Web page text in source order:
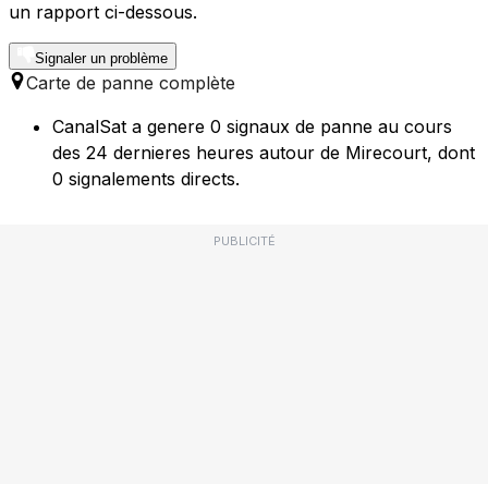
un rapport ci-dessous.
Signaler un problème
Carte de panne complète
CanalSat a genere 0 signaux de panne au cours
des 24 dernieres heures autour de Mirecourt, dont
0 signalements directs.
PUBLICITÉ